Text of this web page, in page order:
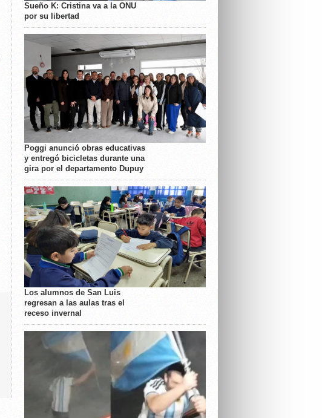
Sueño K: Cristina va a la ONU
por su libertad
Poggi anunció obras educativas
y entregó bicicletas durante una
gira por el departamento Dupuy
Los alumnos de San Luis
regresan a las aulas tras el
receso invernal